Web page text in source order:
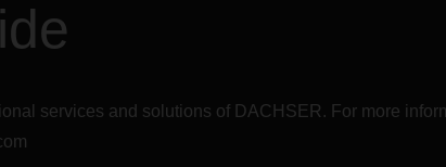
services and solutions of DACHSER. For more